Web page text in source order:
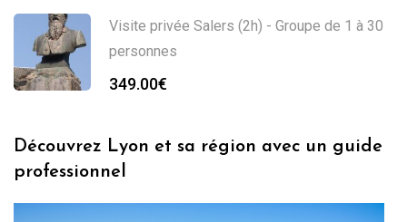
Visite privée Salers (2h) - Groupe de 1 à 30
personnes
349.00€
Découvrez Lyon et sa région avec un guide
professionnel